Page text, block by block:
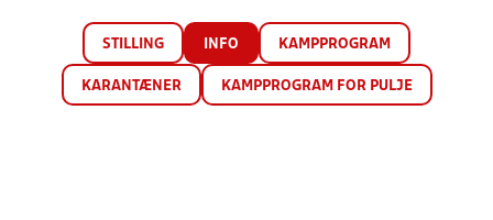
STILLING INFO KAMPPROGRAM
KARANTÆNER KAMPPROGRAM FOR PULJE